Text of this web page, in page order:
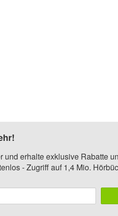
und erhalte exklusive Rabatte
- Zugriff auf 1,4 Mio.